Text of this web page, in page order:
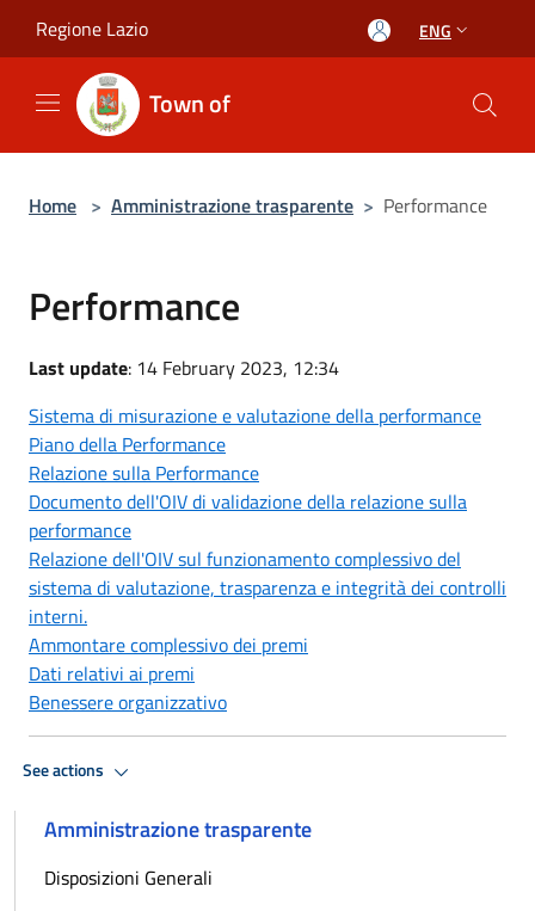
Regione Lazio ENG
Town of
Home > Amministrazione trasparente > Performance
Performance
Last update: 14 February 2023, 12:34
Sistema di misurazione e valutazione della performance
Piano della Performance
Relazione sulla Performance
Documento dell'OIV di validazione della relazione sulla
performance
Relazione dell'OIV sul funzionamento complessivo del
sistema di valutazione, trasparenza e integrità dei controlli
interni.
Ammontare complessivo dei premi
Dati relativi ai premi
Benessere organizzativo
See actions
Amministrazione trasparente
Disposizioni Generali